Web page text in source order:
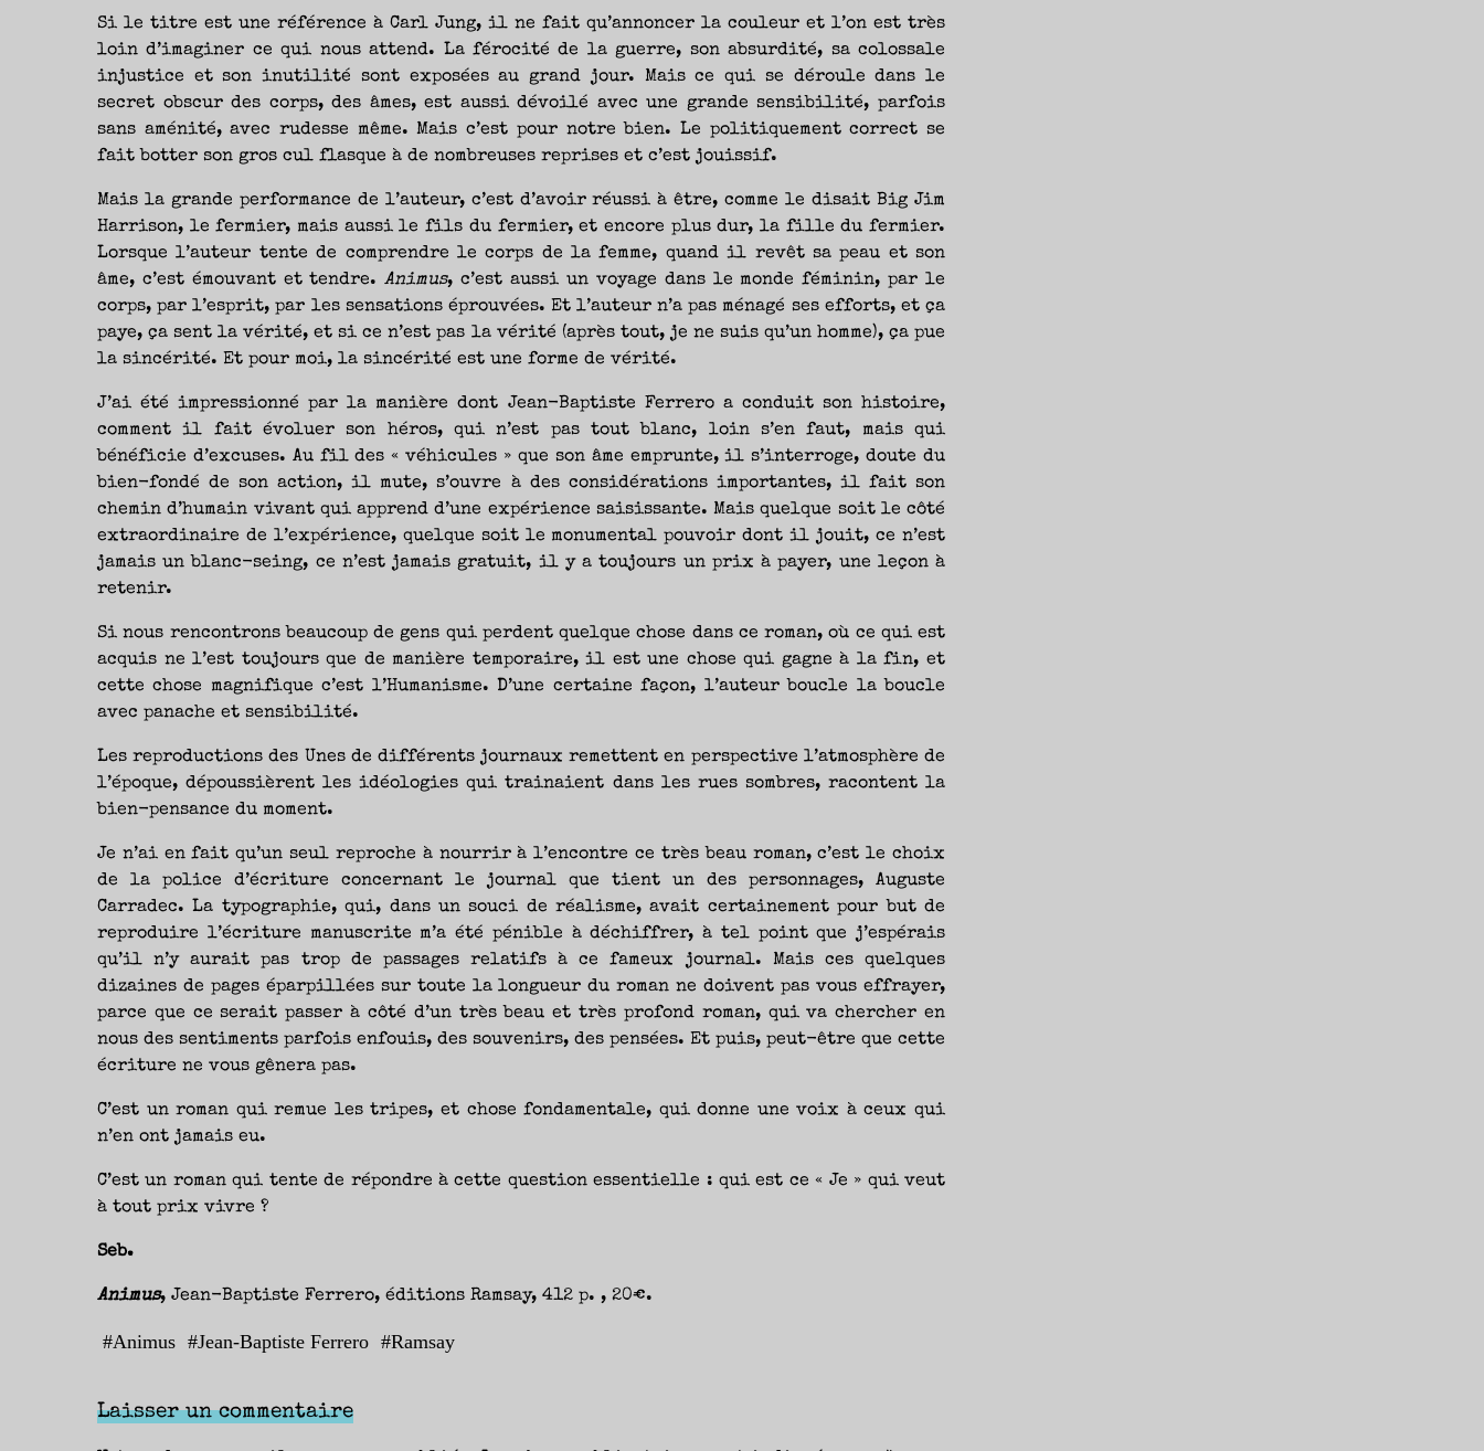
Si le titre est une référence à Carl Jung, il ne fait qu’annoncer la couleur et l’on est très
loin d’imaginer ce qui nous attend. La férocité de la guerre, son absurdité, sa colossale
injustice et son inutilité sont exposées au grand jour. Mais ce qui se déroule dans le
secret obscur des corps, des âmes, est aussi dévoilé avec une grande sensibilité, parfois
sans aménité, avec rudesse même. Mais c’est pour notre bien. Le politiquement correct se
fait botter son gros cul flasque à de nombreuses reprises et c’est jouissif.
Mais la grande performance de l’auteur, c’est d’avoir réussi à être, comme le disait Big Jim
Harrison, le fermier, mais aussi le fils du fermier, et encore plus dur, la fille du fermier.
Lorsque l’auteur tente de comprendre le corps de la femme, quand il revêt sa peau et son
âme, c’est émouvant et tendre.Animus, c’est aussi un voyage dans le monde féminin, par le
corps, par l’esprit, par les sensations éprouvées. Et l’auteur n’a pas ménagé ses efforts, et ça
paye, ça sent la vérité, et si ce n’est pas la vérité (après tout, je ne suis qu’un homme), ça pue
la sincérité. Et pour moi, la sincérité est une forme de vérité.
J’ai été impressionné par la manière dont Jean-Baptiste Ferrero a conduit son histoire,
comment il fait évoluer son héros, qui n’est pas tout blanc, loin s’en faut, mais qui
bénéficie d’excuses. Au fil des « véhicules » que son âme emprunte, il s’interroge, doute du
bien-fondé de son action, il mute, s’ouvre à des considérations importantes, il fait son
chemin d’humain vivant qui apprend d’une expérience saisissante. Mais quelque soit le côté
extraordinaire de l’expérience, quelque soit le monumental pouvoir dont il jouit, ce n’est
jamais un blanc-seing, ce n’est jamais gratuit, il y a toujours un prix à payer, une leçon à
retenir.
Si nous rencontrons beaucoup de gens qui perdent quelque chose dans ce roman, où ce qui est
acquis ne l’est toujours que de manière temporaire, il est une chose qui gagne à la fin, et
cette chose magnifique c’est l’Humanisme. D’une certaine façon, l’auteur boucle la boucle
avec panache et sensibilité.
Les reproductions des Unes de différents journaux remettent en perspective l’atmosphère de
l’époque, dépoussièrent les idéologies qui trainaient dans les rues sombres, racontent la
bien-pensance du moment.
Je n’ai en fait qu’un seul reproche à nourrir à l’encontre ce très beau roman, c’est le choix
de la police d’écriture concernant le journal que tient un des personnages, Auguste
Carradec. La typographie, qui, dans un souci de réalisme, avait certainement pour but de
reproduire l’écriture manuscrite m’a été pénible à déchiffrer, à tel point que j’espérais
qu’il n’y aurait pas trop de passages relatifs à ce fameux journal. Mais ces quelques
dizaines de pages éparpillées sur toute la longueur du roman ne doivent pas vous effrayer,
parce que ce serait passer à côté d’un très beau et très profond roman, qui va chercher en
nous des sentiments parfois enfouis, des souvenirs, des pensées. Et puis, peut-être que cette
écriture ne vous gênera pas.
C’est un roman qui remue les tripes, et chose fondamentale, qui donne une voix à ceux qui
n’en ont jamais eu.
C’est un roman qui tente de répondre à cette question essentielle : qui est ce « Je » qui veut
à tout prix vivre ?
Seb.
Animus, Jean-Baptiste Ferrero, éditions Ramsay, 412 p. , 20€.
#Animus #Jean-Baptiste Ferrero #Ramsay
Laisser un commentaire